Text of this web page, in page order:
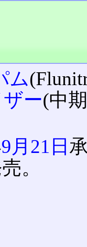
ム
ー(中
9月21日
。